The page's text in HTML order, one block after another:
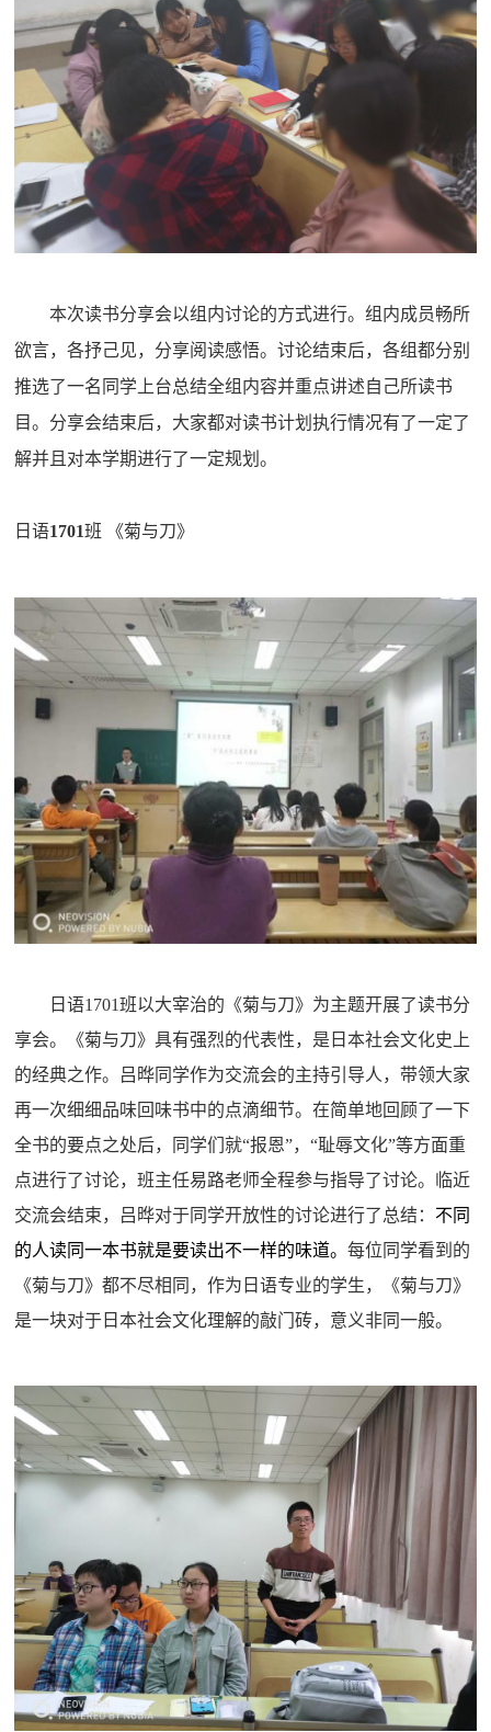
本次读书分享会以组内讨论的方式进行。组内成员畅所
欲言，各抒己见， 分享阅读感悟。讨论结束后，各组都分别
推选了一名同学上台总结全组内容并重点讲述自己所读书
目。分享会结束后，大家都对读书计划执行情况有了一定了
解并且对本学期进行了一定规划。
日语1701班 《菊与刀》
日语1701班以大宰治的《菊与刀》为主题开展了读书分
享会。《菊与刀》具有强烈的代表性，是日本社会文化史上
的经典之作。吕晔同学作为交流会的主持引导人，带领大家
再一次细细品味回味书中的点滴细节。在简单地回顾了一下
全书的要点之处后，同学们就“报恩”，“耻辱文化”等方面重
点进行了讨论，班主任易路老师全程参与指导了讨论。
临近
交流会结束，吕晔对于同学开放性的讨论进行了总结： 不同
的人读同一本书就是要读出不一样的味道。每位同学看到的
《菊与刀》都不尽相同，作为日语专业的学生，《菊与刀》
是一块对于日本社会文化理解的敲门砖，意义非同一般。